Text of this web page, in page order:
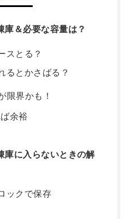
＆必要な容量は？
スとる？
るとかさばる？
限界かも！
余裕
に入らないときの解
ックで保存